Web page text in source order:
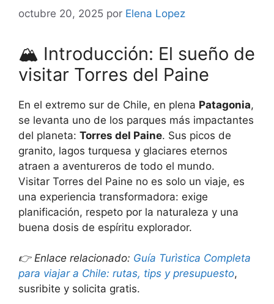
octubre 20, 2025 por Elena Lopez
🏔️ Introducción: El sueño de
visitar Torres del Paine
En el extremo sur de Chile, en plena Patagonia,
se levanta uno de los parques más impactantes
del planeta: Torres del Paine. Sus picos de
granito, lagos turquesa y glaciares eternos
atraen a aventureros de todo el mundo.
Visitar Torres del Paine no es solo un viaje, es
una experiencia transformadora: exige
planificación, respeto por la naturaleza y una
buena dosis de espíritu explorador.
👉 Enlace relacionado: Guía Turìstica Completa
para viajar a Chile: rutas, tips y presupuesto,
susribite y solicita gratis.